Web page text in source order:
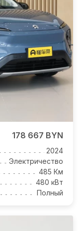
178 667 BYN
2024
Электричество
485 Км
480 кВт
Полный